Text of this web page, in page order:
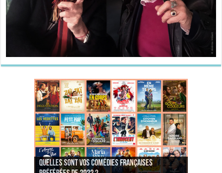
Quelles sont vos comédies françaises
Quel est votre personnage préféré du Père
Quelles sont vos comédies françaises
Quels sont vos 3 comédies de Jean-Marie Poiré